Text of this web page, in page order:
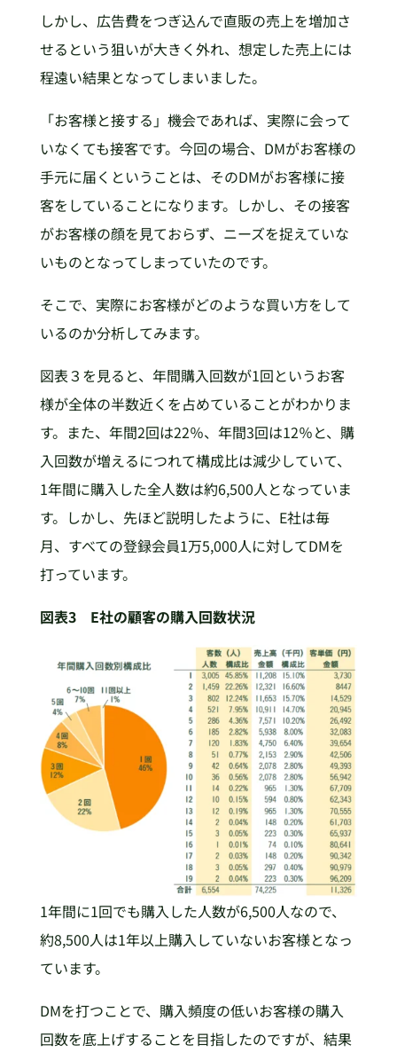
しかし、広告費をつぎ込んで直販の売上を増加さ
せるという狙いが大きく外れ、想定した売上には
程遠い結果となってしまいました。
「お客様と接する」機会であれば、実際に会って
いなくても接客です。今回の場合、DMがお客様の
手元に届くということは、そのDMがお客様に接
客をしていることになります。しかし、その接客
がお客様の顔を見ておらず、ニーズを捉えていな
いものとなってしまっていたのです。
そこで、実際にお客様がどのような買い方をして
いるのか分析してみます。
図表３を見ると、年間購入回数が1回というお客
様が全体の半数近くを占めていることがわかりま
す。また、年間2回は22％、年間3回は12％と、購
入回数が増えるにつれて構成比は減少していて、
1年間に購入した全人数は約6,500人となっていま
す。しかし、先ほど説明したように、E社は毎
月、すべての登録会員1万5,000人に対してDMを
打っています。
図表3 E社の顧客の購入回数状況
1年間に1回でも購入した人数が6,500人なので、
約8,500人は1年以上購入していないお客様となっ
ています。
DMを打つことで、購入頻度の低いお客様の購入
回数を底上げすることを目指したのですが、結果